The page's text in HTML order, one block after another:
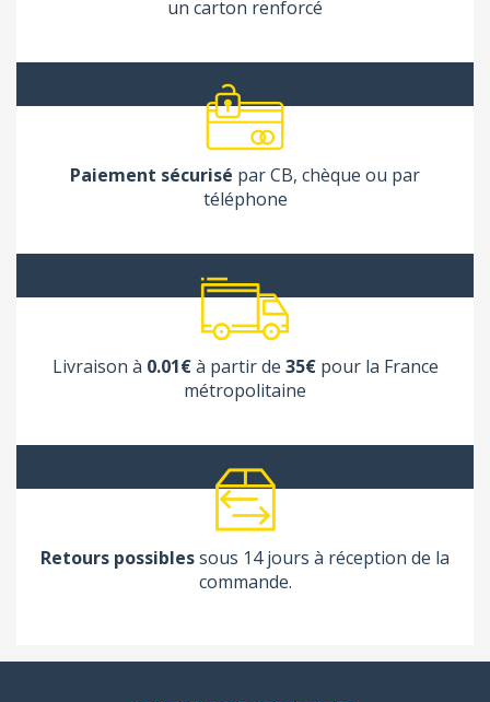
un carton renforcé
Paiement sécurisé par CB, chèque ou par
téléphone
Livraison à 0.01€à partir de 35€pour la France
métropolitaine
Retours possiblessous 14 jours à réception de la
commande.